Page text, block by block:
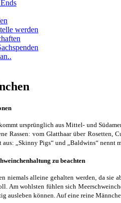
werden
ursprünglich aus Mittel- und
Rassen: vom Glatthaar über
„Skinny Pigs“ und „Baldwins“ nennt
zu beachten
niemals alleine gehalten werden, da sie
Am wohlsten fühlen sich
ausleben können. Auf eine reine